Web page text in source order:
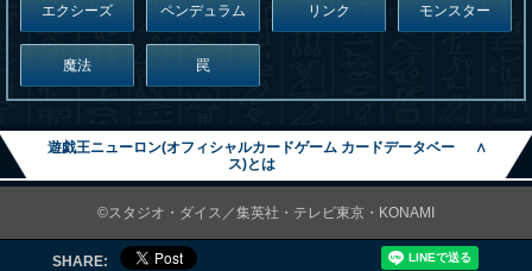
エクシーズ ペンデュラム リンク モンスター
魔法 罠
遊戯王ニューロン(オフィシャルカードゲーム カードデータベー
ス)とは
∧
©スタジオ・ダイス／集英社・テレビ東京・KONAMI
SHARE: